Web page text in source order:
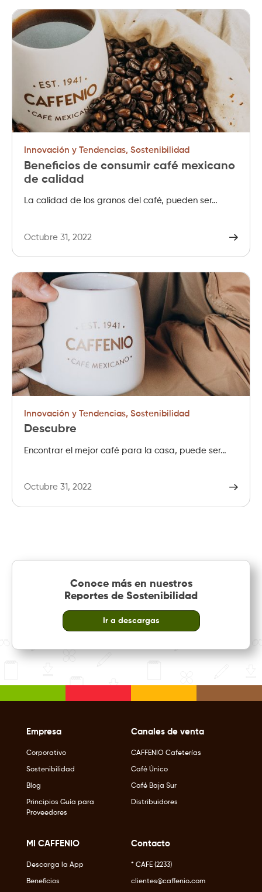
Innovación y Tendencias, Sostenibilidad
Beneficios de consumir café mexicano
de calidad
La calidad de los granos del café, pueden ser…
Octubre 31, 2022
Innovación y Tendencias, Sostenibilidad
Descubre
Encontrar el mejor café para la casa, puede ser…
Octubre 31, 2022
Conoce más en nuestros
Reportes de Sostenibilidad
Ir a descargas
Empresa
Corporativo
Sostenibilidad
Blog
Principios Guía para
Proveedores
MI CAFFENIO
Descarga la App
Beneficios
Canales de venta
CAFFENIO Cafeterías
Café Único
Café Baja Sur
Distribuidores
Contacto
* CAFE (2233)
clientes@caffenio.com